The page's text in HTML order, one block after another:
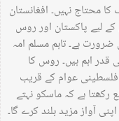
نہیں۔ افغانستان
لیے پاکستان اور روس
ہے۔ تاہم مسلم امہ
اہم ہیں۔ روس کا
عوام کے قریب
ہے کہ ماسکو نہتے
آواز مزید بلند کرے گا۔